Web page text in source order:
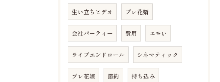
生い立ちビデオ プレ花婿
会社パーティー 費用 エモい
ライブエンドロール シネマティック
プレ花嫁 節約 持ち込み